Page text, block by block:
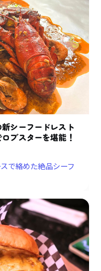
シーフードレスト
ブスターを堪能！
で絡めた絶品シーフ